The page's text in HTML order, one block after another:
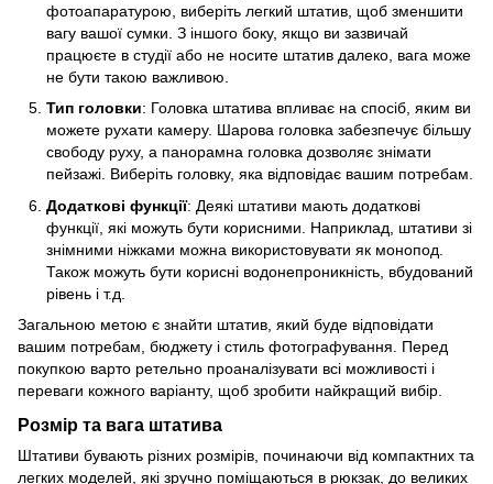
фотоапаратурою, виберіть легкий штатив, щоб зменшити
вагу вашої сумки. З іншого боку, якщо ви зазвичай
працюєте в студії або не носите штатив далеко, вага може
не бути такою важливою.
Тип головки: Головка штатива впливає на спосіб, яким ви
можете рухати камеру. Шарова головка забезпечує більшу
свободу руху, а панорамна головка дозволяє знімати
пейзажі. Виберіть головку, яка відповідає вашим потребам.
Додаткові функції: Деякі штативи мають додаткові
функції, які можуть бути корисними. Наприклад, штативи зі
знімними ніжками можна використовувати як монопод.
Також можуть бути корисні водонепроникність, вбудований
рівень і т.д.
Загальною метою є знайти штатив, який буде відповідати
вашим потребам, бюджету і стиль фотографування. Перед
покупкою варто ретельно проаналізувати всі можливості і
переваги кожного варіанту, щоб зробити найкращий вибір.
Розмір та вага штатива
Штативи бувають різних розмірів, починаючи від компактних та
легких моделей, які зручно поміщаються в рюкзак, до великих